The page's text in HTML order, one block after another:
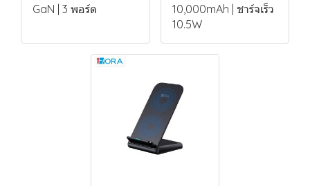
GaN | 3 พอร์ต
10,000mAh | ชาร์จเร็ว
10.5W